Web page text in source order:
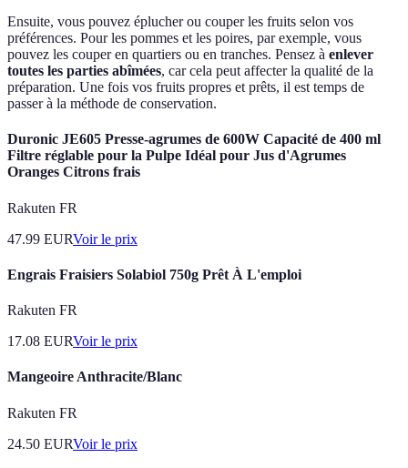
Ensuite, vous pouvez éplucher ou couper les fruits selon vos
préférences. Pour les pommes et les poires, par exemple, vous
pouvez les couper en quartiers ou en tranches. Pensez à enlever
toutes les parties abîmées, car cela peut affecter la qualité de la
préparation. Une fois vos fruits propres et prêts, il est temps de
passer à la méthode de conservation.
Duronic JE605 Presse-agrumes de 600W Capacité de 400 ml
Filtre réglable pour la Pulpe Idéal pour Jus d'Agrumes
Oranges Citrons frais
Rakuten FR
47.99 EURVoir le prix
Engrais Fraisiers Solabiol 750g Prêt À L'emploi
Rakuten FR
17.08 EURVoir le prix
Mangeoire Anthracite/Blanc
Rakuten FR
24.50 EURVoir le prix